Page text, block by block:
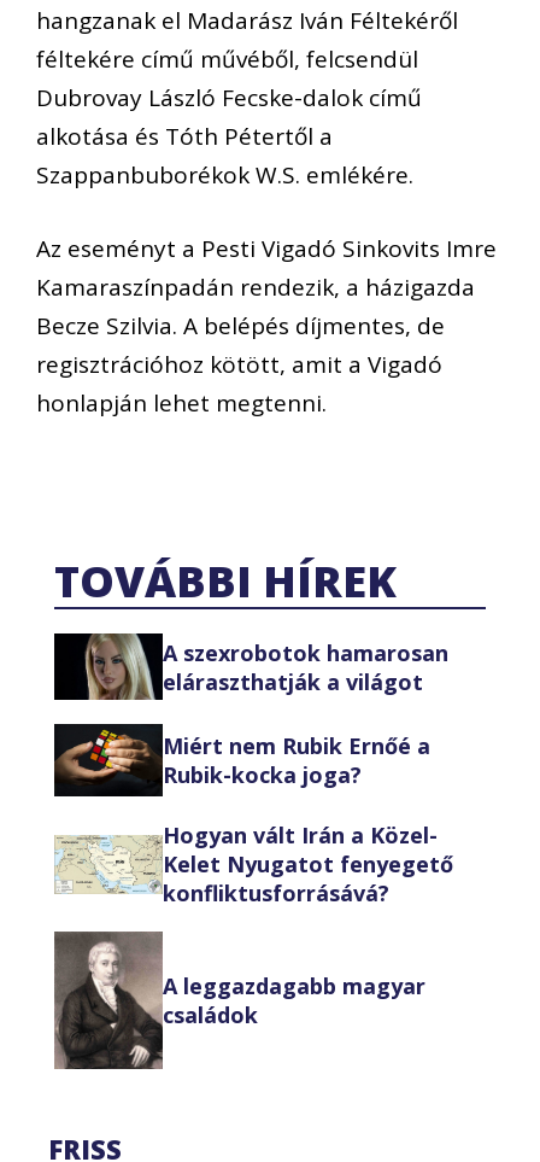
hangzanak el Madarász Iván Féltekéről
féltekére című művéből, felcsendül
Dubrovay László Fecske-dalok című
alkotása és Tóth Pétertől a
Szappanbuborékok W.S. emlékére.
Az eseményt a Pesti Vigadó Sinkovits Imre
Kamaraszínpadán rendezik, a házigazda
Becze Szilvia. A belépés díjmentes, de
regisztrációhoz kötött, amit a Vigadó
honlapján lehet megtenni.
TOVÁBBI HÍREK
A szexrobotok hamarosan
eláraszthatják a világot
Miért nem Rubik Ernőé a
Rubik-kocka joga?
Hogyan vált Irán a Közel-
Kelet Nyugatot fenyegető
konfliktusforrásává?
A leggazdagabb magyar
családok
FRISS